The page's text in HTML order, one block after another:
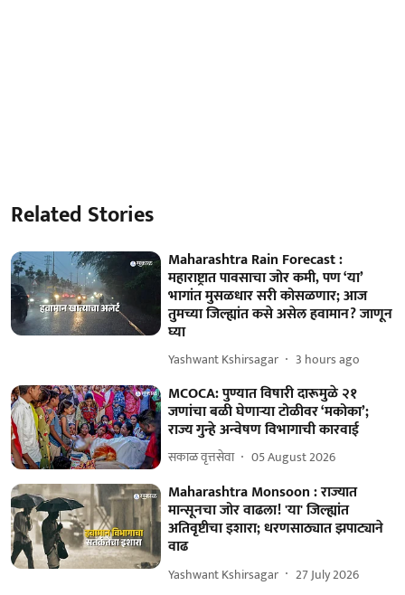
Related Stories
Maharashtra Rain Forecast :
महाराष्ट्रात पावसाचा जोर कमी, पण ‘या’
भागांत मुसळधार सरी कोसळणार; आज
तुमच्या जिल्ह्यांत कसे असेल हवामान? जाणून
घ्या
Yashwant Kshirsagar 3 hours ago
MCOCA: पुण्यात विषारी दारूमुळे २१
जणांचा बळी घेणाऱ्या टोळीवर ‘मकोका’;
राज्य गुन्हे अन्वेषण विभागाची कारवाई
सकाळ वृत्तसेवा 05 August 2026
Maharashtra Monsoon : राज्यात
मान्सूनचा जोर वाढला! 'या' जिल्ह्यांत
अतिवृष्टीचा इशारा; धरणसाठ्यात झपाट्याने
वाढ
Yashwant Kshirsagar 27 July 2026